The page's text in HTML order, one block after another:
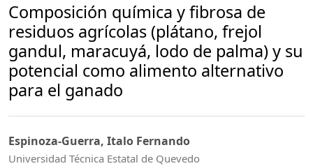
Composición química y fibrosa de
residuos agrícolas (plátano, frejol
gandul, maracuyá, lodo de palma) y su
potencial como alimento alternativo
para el ganado
Espinoza-Guerra, Italo Fernando
Universidad Técnica Estatal de Quevedo